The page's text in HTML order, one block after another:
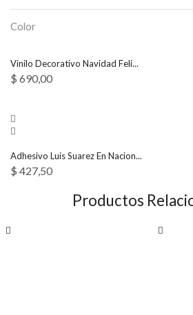
Color
Vinilo Decorativo Navidad Feli...
$ 690,00
Adhesivo Luis Suarez En Nacion...
$ 427,50
Productos